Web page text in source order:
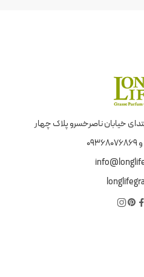
خیابان ناصرخسرو پلاک چهار